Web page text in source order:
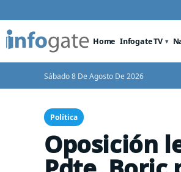
Home Infogate TV
Sábado 8 De Agosto De 2026
Política
Oposición